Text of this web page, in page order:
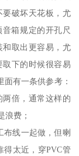
破坏天花板，尤
箱规定的开孔尺
取出更容易，尤
下的时候很容易
有一条供参考：
倍，通常这样的
浪费；
布线一起做，但喇
得太近，穿PVC管